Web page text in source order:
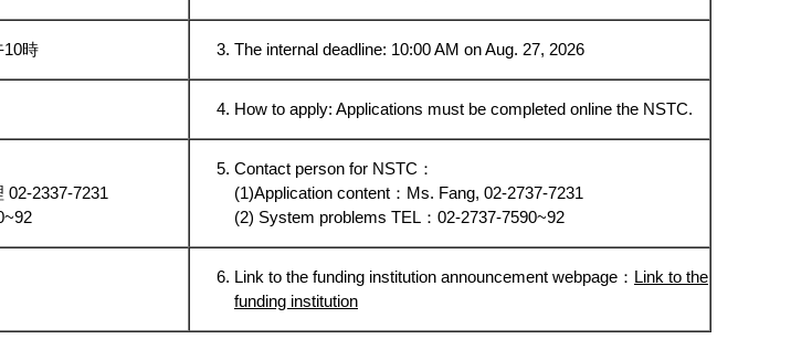
10時 The internal deadline: 10:00 AM on Aug. 27, 2026
How to apply: Applications must be completed online the NSTC.
02-2337-7231
Contact person for NSTC：
(1)Application content：Ms. Fang, 02-2737-7231
(2) System problems TEL：02-2737-7590~92
Link to the funding institution announcement webpage： Link to the
funding institution